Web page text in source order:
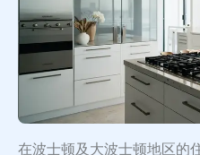
在波士顿及大波士顿地区的